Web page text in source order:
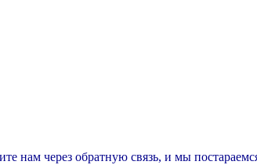
нам через обратную связь, и мы